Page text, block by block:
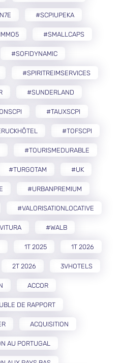
#SCPIUPEKA
#SMALLCAPS
#SOFIDYNAMIC
#SPIRITREIMSERVICES
#SUNDERLAND
#TAUXSCPI
#TOFSCPI
#TOURISMEDURABLE
#TURGOTAM #UK
#URBANPREMIUM
#VALORISATIONLOCATIVE
#WALB
1T 2025 1T 2026
2T 2026 3VHOTELS
ACCOR
DE RAPPORT
ACQUISITION
AU PORTUGAL